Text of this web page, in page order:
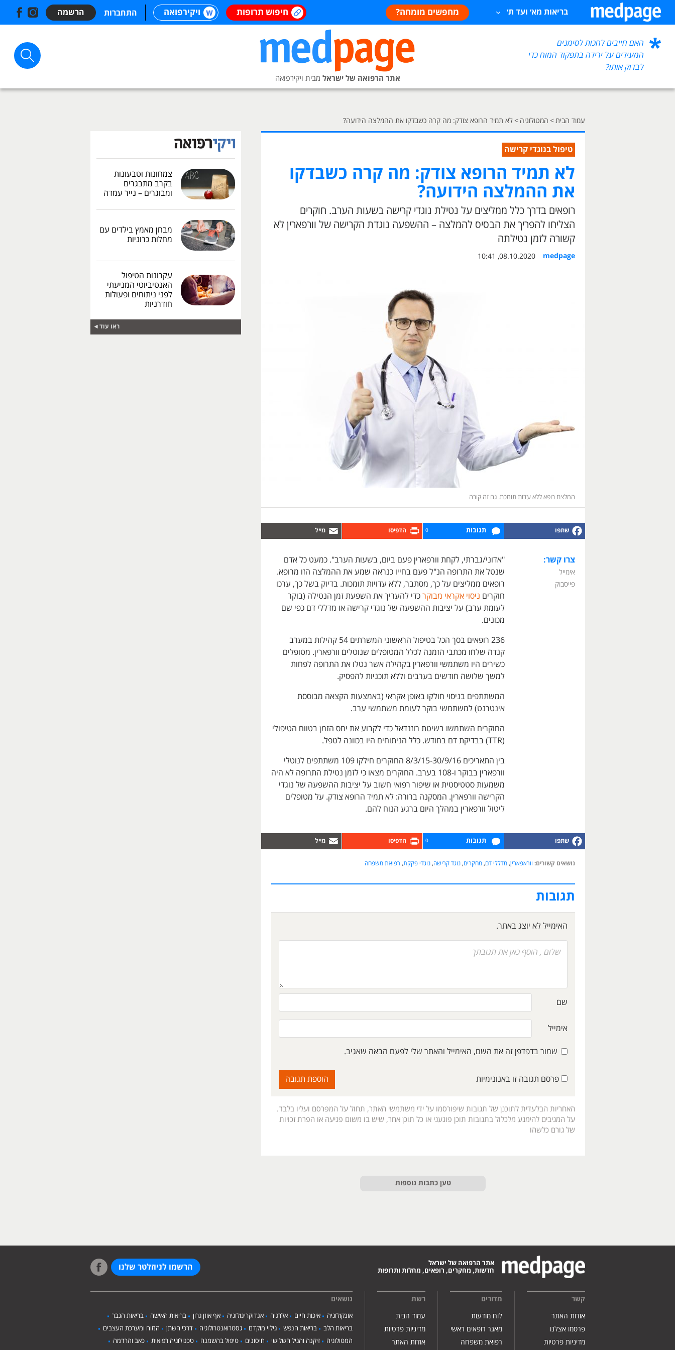
בריאות מא׳ ועד ת׳ מחפשים מומחה? חיפוש תרופות ויקירפואה התחברות הרשמה
האם חייבים לחכות לסימנים
המעידים על ירידה בתפקוד המוח כדי
לבדוק אותו?
אתר הרפואה של ישראל מבית ויקירפואה
עמוד הבית > המטולוגיה > לא תמיד הרופא צודק: מה קרה כשבדקו את ההמלצה הידועה?
טיפול בנוגדי קרישה
לא תמיד הרופא צודק: מה קרה כשבדקו
את ההמלצה הידועה?
רופאים בדרך כלל ממליצים על נטילת נוגדי קרישה בשעות הערב. חוקרים
הצליחו להפריך את הבסיס להמלצה – ההשפעה נוגדת הקרישה של וורפארין לא
קשורה לזמן נטילתה
medpage
08.10.2020, 10:41
המלצת רופא ללא עדות תומכת. גם זה קורה
תגובות 0
צרו קשר:
אימייל
פייסבוק
"אדוני/גברתי, לקחת וורפארין פעם ביום, בשעות הערב". כמעט כל אדם
שנטל את התרופה הנ"ל פעם בחייו כנראה שמע את ההמלצה הזו מרופא.
רופאים ממליצים על כך, מסתבר, ללא עדויות תומכות. בדיוק בשל כך, ערכו
חוקרים ניסוי אקראי מבוקר כדי להעריך את השפעת זמן הנטילה (בוקר
לעומת ערב) על יציבות ההשפעה של נוגדי קרישה או מדללי דם כפי שם
מכונים.
236 רופאים בסך הכל בטיפול הראשוני המשרתים 54 קהילות במערב
קנדה שלחו מכתבי הזמנה לכלל המטופלים שנוטלים וורפארין. מטופלים
כשירים היו משתמשי וורפארין בקהילה אשר נטלו את התרופה לפחות
למשך שלושה חודשים בערבים וללא תוכניות להפסיק.
המשתתפים בניסוי חולקו באופן אקראי (באמצעות הקצאה מבוססת
אינטרנט) למשתמשי בוקר לעומת משתמשי ערב.
החוקרים השתמשו בשיטת רוזנדאל כדי לקבוע את יחס הזמן בטווח הטיפולי
(TTR) בבדיקת דם בחודש. כלל הניתוחים היו בכוונה לטפל.
בין התאריכים 8/3/15-30/9/16 החוקרים חילקו 109 משתתפים לנוטלי
וורפארין בבוקר ו-108 בערב. החוקרים מצאו כי לזמן נטילת התרופה לא היה
משמעות סטטיסטית או שיפור רפואי חשוב על יציבות ההשפעה של נוגדי
הקרישה וורפארין. המסקנה ברורה: לא תמיד הרופא צודק. על מטופלים
ליטול וורפארין במהלך היום ברגע הנוח להם.
תגובות 0
נושאים קשורים: ווראפארין,מדללי דם,מחקרים,נוגד קרישה,נוגדי פקקת, רפואת משפחה
תגובות
האימייל לא יוצג באתר.
שם
אימייל
שמור בדפדפן זה את השם, האימייל והאתר שלי לפעם הבאה שאגיב.
פרסם תגובה זו באנונימיות
האחריות הבלעדית לתוכנן של תגובות שיפורסמו על ידי משתמשי האתר, תחול על המפרסם ועליו בלבד.
על המגיבים להימנע מלכלול בתגובות תוכן פוגעני או כל תוכן אחר, שיש בו משום פגיעה או הפרת זכויות
של גורם כלשהו
טען כתבות נוספות
צמחונות וטבעונות
בקרב מתבגרים
ומבוגרים – נייר עמדה
מבחן מאמץ בילדים עם
מחלות כרוניות
עקרונות הטיפול
האנטיביוטי המניעתי
לפני ניתוחים ופעולות
חודרניות
ראו עוד
אתר הרפואה של ישראל
חדשות, מחקרים, רופאים, מחלות ותרופות
הרשמו לניוזלטר שלנו
קשר
אודות האתר
פרסמו אצלנו
מדיניות פרטיות
מדורים
לוח מודעות
מאגר רופאים ראשי
רפואת משפחה
רשת
עמוד הבית
מדיניות פרטיות
אודות האתר
נושאים
אונקולוגיה איכות חיים אלרגיה אנדוקרינולוגיה אף אוזן גרון בריאות האישה
בריאות הגבר
בריאות הלב
בריאות הנפש גילוי מוקדם גסטרואנטרולוגיה דרכי השתן
המוח ומערכת העצבים
המטולוגיה
זיקנה והגיל השלישי חיסונים טיפול בהשמנה טכנולוגיה רפואית
כאב והרדמה